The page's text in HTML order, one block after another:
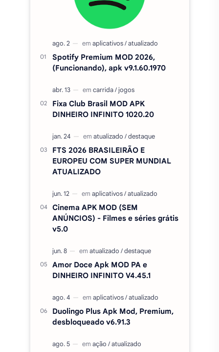
Spotify Premium MOD 2026,
(Funcionando), apk v9.1.60.1970
Fixa Club Brasil MOD APK
DINHEIRO INFINITO 1020.20
FTS 2026 BRASILEIRÃO E
EUROPEU COM SUPER MUNDIAL
ATUALIZADO
Cinema APK MOD (SEM
ANÚNCIOS) - Filmes e séries grátis
v5.0
Amor Doce Apk MOD PA e
DINHEIRO INFINITO V4.45.1
Duolingo Plus Apk Mod, Premium,
desbloqueado v6.91.3